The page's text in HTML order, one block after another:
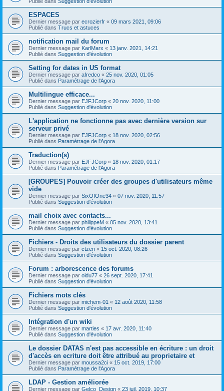
ESPACES
Dernier message par ecrozierfr « 09 mars 2021, 09:06
Publié dans Trucs et astuces
notification mail du forum
Dernier message par KarlMarx « 13 janv. 2021, 14:21
Publié dans Suggestion d'évolution
Setting for dates in US format
Dernier message par afredco « 25 nov. 2020, 01:05
Publié dans Paramétrage de l'Agora
Multilingue efficace...
Dernier message par EJFJCorp « 20 nov. 2020, 11:00
Publié dans Suggestion d'évolution
L'application ne fonctionne pas avec dernière version sur
serveur privé
Dernier message par EJFJCorp « 18 nov. 2020, 02:56
Publié dans Paramétrage de l'Agora
Traduction(s)
Dernier message par EJFJCorp « 18 nov. 2020, 01:17
Publié dans Paramétrage de l'Agora
[GROUPES] Pouvoir créer des groupes d'utilisateurs même
vide
Dernier message par SixOfOne34 « 07 nov. 2020, 11:57
Publié dans Suggestion d'évolution
mail choix avec contacts...
Dernier message par philippeM « 05 nov. 2020, 13:41
Publié dans Suggestion d'évolution
Fichiers - Droits des utilisateurs du dossier parent
Dernier message par ctzen « 15 oct. 2020, 08:26
Publié dans Suggestion d'évolution
Forum : arborescence des forums
Dernier message par oldu77 « 26 sept. 2020, 17:41
Publié dans Suggestion d'évolution
Fichiers mots clés
Dernier message par michem-01 « 12 août 2020, 11:58
Publié dans Suggestion d'évolution
Intégration d'un wiki
Dernier message par marties « 17 avr. 2020, 11:40
Publié dans Suggestion d'évolution
Le dossier DATAS n'est pas accessible en écriture : un droit
d'accès en ecriture doit être attribué au proprietaire et
Dernier message par moussa2ci « 15 oct. 2019, 17:00
Publié dans Paramétrage de l'Agora
LDAP - Gestion améliorée
Dernier message par Gelco_Design « 23 juil. 2019, 10:37